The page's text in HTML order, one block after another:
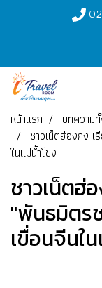
หน้าแรก บทความ
ชาวเน็ตฮ่องกง
ในแม่น้ำโขง
ชาวเน็ตฮ่
"พันธมิตร
เขื่อนจีนใ